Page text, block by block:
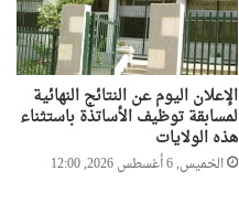
الإعلان اليوم عن النتائج النهائية
لمسابقة توظيف الأساتذة باستثناء
هذه الولايات
الخميس, 6 أغسطس 2026, 12:00